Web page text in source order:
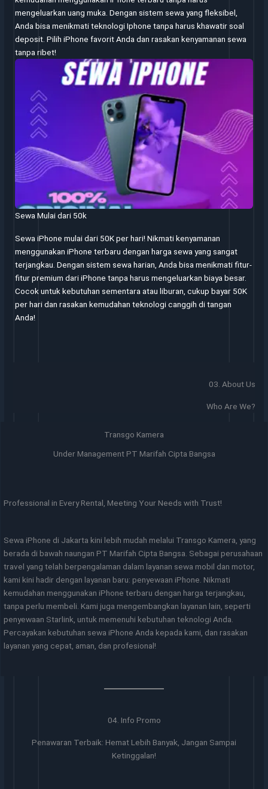
mengeluarkan uang muka. Dengan sistem sewa yang fleksibel,
Anda bisa menikmati teknologi Iphone tanpa harus khawatir soal
deposit. Pilih iPhone favorit Anda dan rasakan kenyamanan sewa
tanpa ribet!
Sewa Mulai dari 50k
Sewa iPhone mulai dari 50K per hari! Nikmati kenyamanan
menggunakan iPhone terbaru dengan harga sewa yang sangat
terjangkau. Dengan sistem sewa harian, Anda bisa menikmati fitur-
fitur premium dari iPhone tanpa harus mengeluarkan biaya besar.
Cocok untuk kebutuhan sementara atau liburan, cukup bayar 50K
per hari dan rasakan kemudahan teknologi canggih di tangan
Anda!
03. About Us
Who Are We?
Transgo Kamera
Under Management PT Marifah Cipta Bangsa
Professional in Every Rental, Meeting Your Needs with Trust!
Sewa iPhone di Jakarta kini lebih mudah melalui Transgo Kamera, yang
berada di bawah naungan PT Marifah Cipta Bangsa. Sebagai perusahaan
travel yang telah berpengalaman dalam layanan sewa mobil dan motor,
kami kini hadir dengan layanan baru: penyewaan iPhone. Nikmati
kemudahan menggunakan iPhone terbaru dengan harga terjangkau,
tanpa perlu membeli. Kami juga mengembangkan layanan lain, seperti
penyewaan Starlink, untuk memenuhi kebutuhan teknologi Anda.
Percayakan kebutuhan sewa iPhone Anda kepada kami, dan rasakan
layanan yang cepat, aman, dan profesional!
04. Info Promo
Penawaran Terbaik: Hemat Lebih Banyak, Jangan Sampai
Ketinggalan!